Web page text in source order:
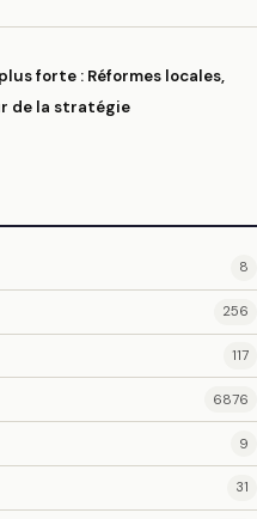
forte : Réformes locales,
de la stratégie
8
256
117
6876
9
31